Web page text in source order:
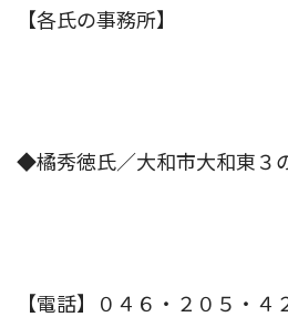
【各氏の事務所】
◆橘秀徳氏／大和市大和東３
【電話】０４６・２０５・４